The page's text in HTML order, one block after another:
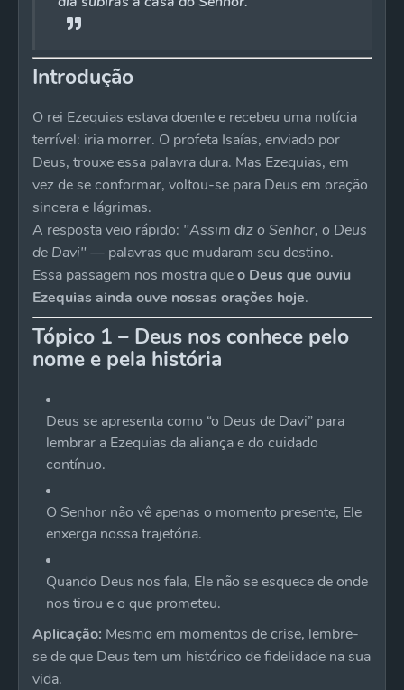
Introdução
O rei Ezequias estava doente e recebeu uma notícia
terrível: iria morrer. O profeta Isaías, enviado por
Deus, trouxe essa palavra dura. Mas Ezequias, em
vez de se conformar, voltou-se para Deus em oração
sincera e lágrimas.
A resposta veio rápido: "Assim diz o Senhor, o Deus
de Davi" — palavras que mudaram seu destino.
Essa passagem nos mostra queo Deus que ouviu
Ezequias ainda ouve nossas orações hoje.
Tópico 1 – Deus nos conhece pelo
nome e pela história
Deus se apresenta como “o Deus de Davi” para
lembrar a Ezequias da aliança e do cuidado
contínuo.
O Senhor não vê apenas o momento presente, Ele
enxerga nossa trajetória.
Quando Deus nos fala, Ele não se esquece de onde
nos tirou e o que prometeu.
Aplicação: Mesmo em momentos de crise, lembre-
se de que Deus tem um histórico de fidelidade na sua
vida.